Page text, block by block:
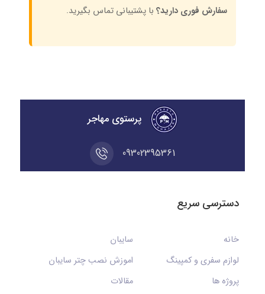
سفارش فوری دارید؟ با پشتیبانی تماس بگیرید.
پرستوی مهاجر
09302395361
دسترسی سریع
خانه
سایبان
لوازم سفری و کمپینگ
اموزش نصب چتر سایبان
پروژه ها
مقالات